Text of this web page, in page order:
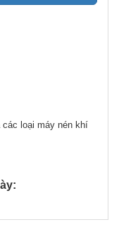
loại máy nén khí